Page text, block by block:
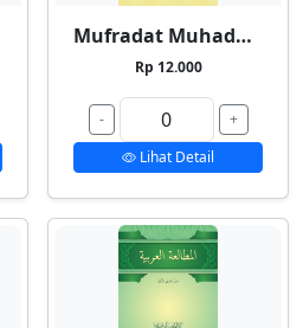
Mufradat Muhadatsah
Rp 12.000
-
+
Lihat Detail